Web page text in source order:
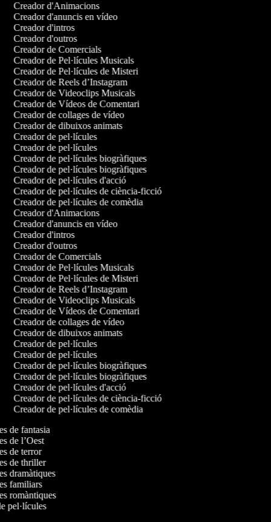
Creador d'Animacions
Creador d'anuncis en vídeo
Creador d'intros
Creador d'outros
Creador de Comercials
Creador de Pel·lícules Musicals
Creador de Pel·lícules de Misteri
Creador de Reels d’Instagram
Creador de Videoclips Musicals
Creador de Vídeos de Comentari
Creador de collages de vídeo
Creador de dibuixos animats
Creador de pel·lícules
Creador de pel·lícules
Creador de pel·lícules biogràfiques
Creador de pel·lícules biogràfiques
Creador de pel·lícules d'acció
Creador de pel·lícules de ciència-ficció
Creador de pel·lícules de comèdia
Creador d'Animacions
Creador d'anuncis en vídeo
Creador d'intros
Creador d'outros
Creador de Comercials
Creador de Pel·lícules Musicals
Creador de Pel·lícules de Misteri
Creador de Reels d’Instagram
Creador de Videoclips Musicals
Creador de Vídeos de Comentari
Creador de collages de vídeo
Creador de dibuixos animats
Creador de pel·lícules
Creador de pel·lícules
Creador de pel·lícules biogràfiques
Creador de pel·lícules biogràfiques
Creador de pel·lícules d'acció
Creador de pel·lícules de ciència-ficció
Creador de pel·lícules de comèdia
de fantasia
de l’Oest
de terror
de thriller
dramàtiques
familiars
romàntiques
pel·lícules